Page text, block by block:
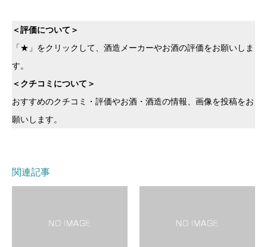
＜評価について＞
「★」をクリックして、酒造メーカーやお酒の評価をお願いしま
す。
＜クチコミについて＞
おすすめのクチコミ・評価やお酒・酒造の情報、画像を投稿をお
願いします。
関連記事